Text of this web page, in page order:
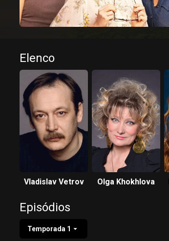
Elenco
Vladislav Vetrov Olga Khokhlova
Episódios
Temporada 1